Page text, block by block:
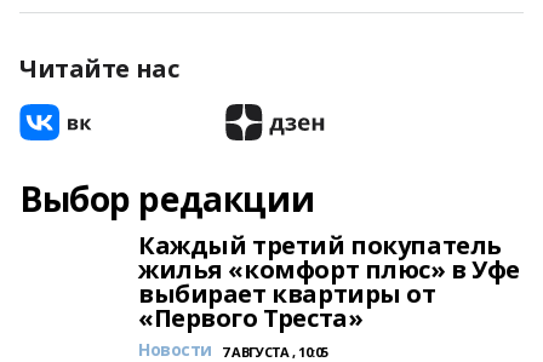
Читайте нас
Выбор редакции
Каждый третий покупатель
жилья «комфорт плюс» в Уфе
выбирает квартиры от
«Первого Треста»
Новости 7 АВГУСТА , 10:05